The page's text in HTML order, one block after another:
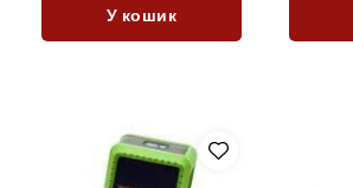
У кошик